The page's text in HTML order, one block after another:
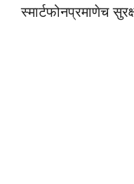
स्मार्टफोनप्रमाणेच